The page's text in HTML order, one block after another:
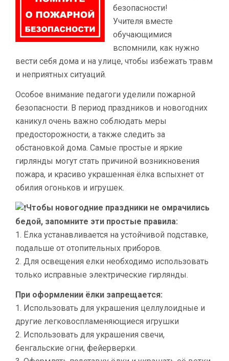
безопасности!
Учителя вместе
обучающимися
вспомнили, как нужно
вести себя дома и на улице, чтобы избежать травм
и неприятных ситуаций.
Особое внимание педагоги уделили пожарной
безопасности. В период праздников и новогодних
каникул очень важно соблюдать меры
предосторожности, а также следить за
обстановкой дома. Самые простые и яркие
гирлянды могут стать причиной возникновения
пожара, и красиво украшенная ёлка вспыхнет от
обилия огоньков и игрушек.
Чтобы новогодние праздники не омрачились
бедой, запомните эти простые правила:
1. Ёлка устанавливается на устойчивой подставке,
подальше от отопительных приборов.
2. Для освещения елки необходимо использовать
только исправные электрические гирлянды.
При оформлении ёлки запрещается:
1. Использовать для украшения целлулоидные и
другие легковоспламеняющиеся игрушки
2. Использовать для украшения свечи,
бенгальские огни, фейерверки.